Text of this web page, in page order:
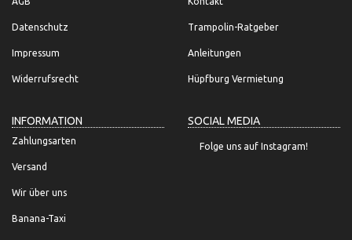
Datenschutz
Impressum
Widerrufsrecht
Trampolin-Ratgeber
Anleitungen
Hüpfburg Vermietung
INFORMATION
Zahlungsarten
Versand
Wir über uns
Banana-Taxi
SOCIAL MEDIA
Folge uns auf Instagram!